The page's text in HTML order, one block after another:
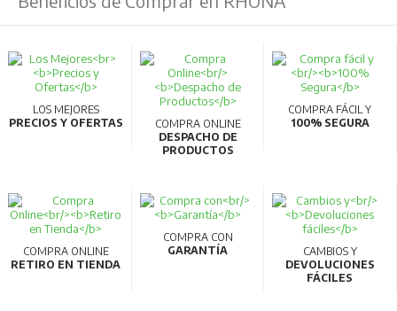
LOS MEJORES
PRECIOS Y OFERTAS
COMPRA ONLINE
DESPACHO DE
PRODUCTOS
COMPRA FÁCIL Y
100% SEGURA
COMPRA ONLINE
RETIRO EN TIENDA
COMPRA CON
GARANTÍA
CAMBIOS Y
DEVOLUCIONES
FÁCILES